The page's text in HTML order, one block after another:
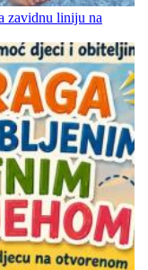
zavidnu liniju na